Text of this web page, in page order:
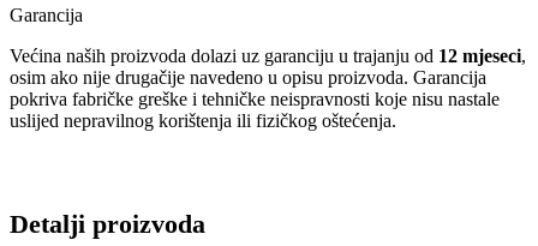
Garancija
Većina naših proizvoda dolazi uz garanciju u trajanju od 12 mjeseci,
osim ako nije drugačije navedeno u opisu proizvoda. Garancija
pokriva fabričke greške i tehničke neispravnosti koje nisu nastale
uslijed nepravilnog korištenja ili fizičkog oštećenja.
Detalji proizvoda